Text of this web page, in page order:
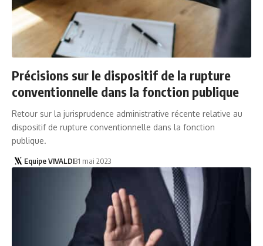
Précisions sur le dispositif de la rupture
conventionnelle dans la fonction publique
Retour sur la jurisprudence administrative récente relative au
dispositif de rupture conventionnelle dans la fonction
publique.
Equipe VIVALDI31 mai 2023